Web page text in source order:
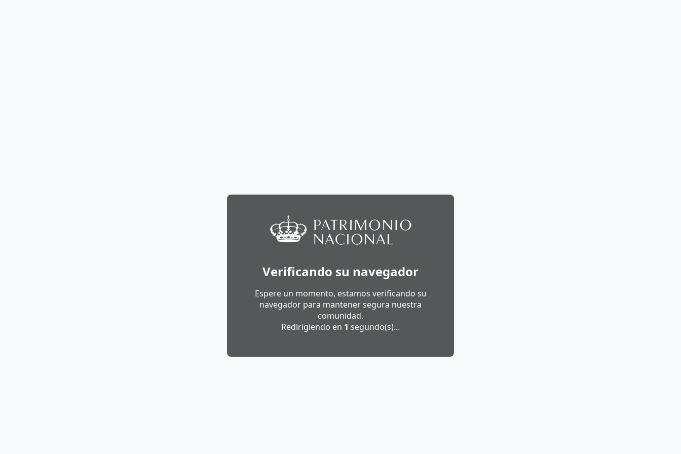
Verificando su navegador
Espere un momento, estamos verificando su
navegador para mantener segura nuestra
comunidad.
Redirigiendo en 1 segundo(s)...